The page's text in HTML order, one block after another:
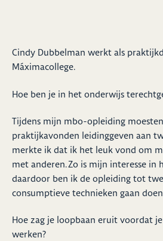
Cindy Dubbelman werkt als
Máximacollege.
Hoe ben je in het onderwijs
Tijdens mijn mbo-opleiding
praktijkavonden leidinggeven aan
merkte ik dat ik het leuk vond om
met anderen. Zo is mijn interesse in
daardoor ben ik de opleiding tot
consumptieve technieken gaan
Hoe zag je loopbaan eruit voordat
werken?